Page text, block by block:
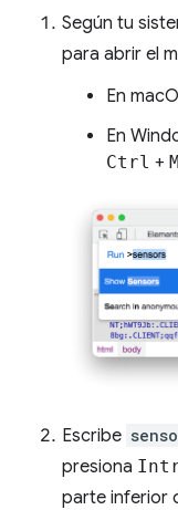
Según tu
para abrir el
En
En
Ctrl +
Escribe
presiona
parte inferior